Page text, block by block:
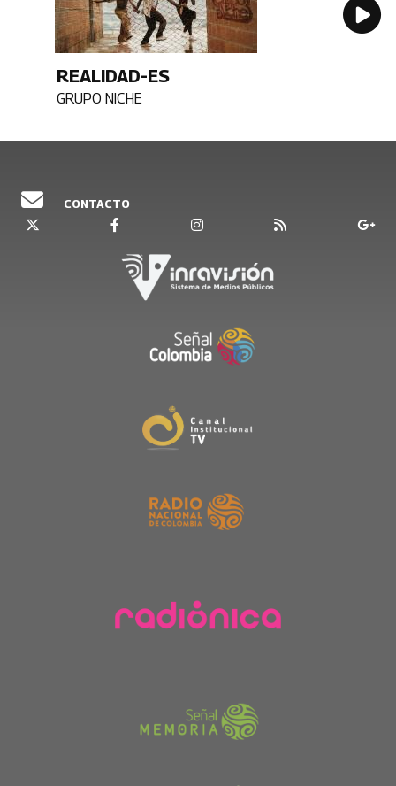
REALIDAD-ES
Artista
GRUPO NICHE
CONTACTO